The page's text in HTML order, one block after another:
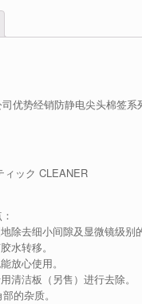
优势经销防静电尖头棉签系
ィック CLEANER
除去细小间隙及显微镜级别
水转移。
放心使用。
清洁板（另售）进行去除。
的杂质。